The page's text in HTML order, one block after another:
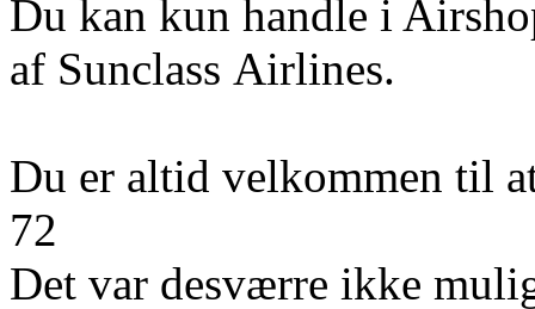
Du kan kun handle i
af Sunclass Airlines.
Du er altid velkommen til
72
Det var desværre ikke